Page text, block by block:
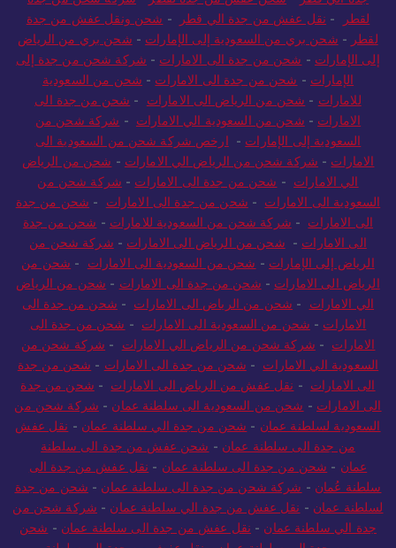
لقطر
- نقل عفش من جدة الي قطر - شحن ونقل عفش من جدة
لقطر - شحن بري من السعودية إلى الإمارات - شحن بري من الرياض
إلى الإمارات - شحن من جدة الى الامارات - شركة شحن من جدة إلى
الإمارات - شحن من جدة الى الامارات - شحن من السعودية
للامارات - شحن من الرياض الى الامارات - شحن من جدة الى
الامارات - شحن من السعودية الي الامارات - شركة شحن من
السعودية إلى الإمارات - ارخص شركة شحن من السعودية الى
الامارات - شركة شحن من الرياض الي الامارات - شحن من الرياض
الي الامارات - شحن من جدة الى الامارات - شركة شحن من
السعودية الى الامارات - شحن من جدة الى الامارات - شحن من جدة
الى الامارات - شركة شحن من السعودية للامارات - شحن من جدة
الى الامارات - شحن من الرياض الى الامارات - شركة شحن من
الرياض إلى الإمارات - شحن من السعودية الى الامارات - شحن من
الرياض الى الامارات - شحن من جدة الى الامارات - شحن من الرياض
الي الامارات - شحن من الرياض الى الامارات - شحن من جدة الى
الامارات - شحن من السعودية الى الامارات - شحن من جدة الى
الامارات - شركة شحن من الرياض الي الامارات - شركة شحن من
السعودية الي الامارات - شحن من جدة الى الامارات - شحن من جدة
الى الامارات - نقل عفش من الرياض الى الامارات - شحن من جدة
الى الامارات - شحن من السعودية الى سلطنة عمان - شركة شحن من
السعودية لسلطنة عمان - شحن من جدة الي سلطنة عمان - نقل عفش
من جدة الى سلطنة عمان - شحن عفش من جدة الى سلطنة
عمان - شحن من جدة الى سلطنة عمان - نقل عفش من جدة الى
سلطنة عُمان - شركة شحن من جدة الى سلطنة عمان - شحن من جدة
لسلطنة عمان - نقل عفش من جدة الي سلطنة عمان - شركة شحن من
جدة الي سلطنة عمان - نقل عفش من جدة الى سلطنة عمان - شحن